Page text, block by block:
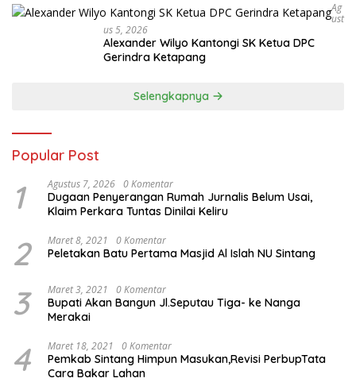
Ag
Ust
Us 5, 2026
Alexander Wilyo Kantongi SK Ketua DPC
Gerindra Ketapang
Selengkapnya
Popular Post
1 Agustus 7, 2026 0 Komentar
Dugaan Penyerangan Rumah Jurnalis Belum Usai,
Klaim Perkara Tuntas Dinilai Keliru
2 Maret 8, 2021 0 Komentar
Peletakan Batu Pertama Masjid Al Islah NU Sintang
3 Maret 3, 2021 0 Komentar
Bupati Akan Bangun Jl.Seputau Tiga- ke Nanga
Merakai
4 Maret 18, 2021 0 Komentar
Pemkab Sintang Himpun Masukan,Revisi PerbupTata
Cara Bakar Lahan